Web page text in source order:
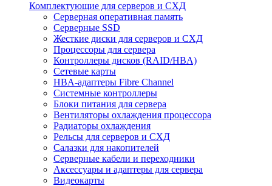
Комплектующие для серверов и СХД
Серверная оперативная память
Серверные SSD
Жесткие диски для серверов и СХД
Процессоры для сервера
Контроллеры дисков (RAID/HBA)
Сетевые карты
HBA-адаптеры Fibre Channel
Системные контроллеры
Блоки питания для сервера
Вентиляторы охлаждения процессора
Радиаторы охлаждения
Рельсы для серверов и СХД
Салазки для накопителей
Серверные кабели и переходники
Аксессуары и адаптеры для сервера
Видеокарты